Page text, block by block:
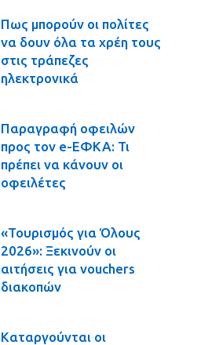
Πως μπορούν οι πολίτες
να δουν όλα τα χρέη τους
στις τράπεζες
ηλεκτρονικά
Παραγραφή οφειλών
προς τον e-ΕΦΚΑ: Τι
πρέπει να κάνουν οι
οφειλέτες
«Τουρισμός για Όλους
2026»: Ξεκινούν οι
αιτήσεις για vouchers
διακοπών
Καταργούνται οι